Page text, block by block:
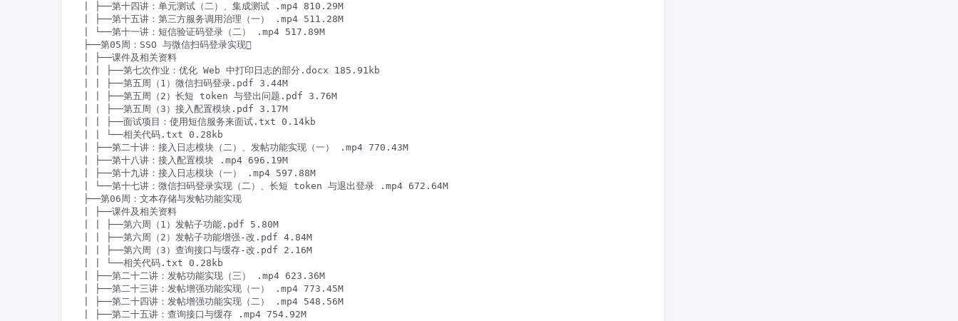
| ├──第十四讲：单元测试（二）、集成测试 .mp4 810.29M
| ├──第十五讲：第三方服务调用治理（一） .mp4 511.28M
| └──第十一讲：短信验证码登录（二） .mp4 517.89M
├──第05周：SSO 与微信扫码登录实现
| ├──课件及相关资料
| | ├──第七次作业：优化 Web 中打印日志的部分.docx 185.91kb
| | ├──第五周（1）微信扫码登录.pdf 3.44M
| | ├──第五周（2）长短 token 与登出问题.pdf 3.76M
| | ├──第五周（3）接入配置模块.pdf 3.17M
| | ├──面试项目：使用短信服务来面试.txt 0.14kb
| | └──相关代码.txt 0.28kb
| ├──第二十讲：接入日志模块（二）、发帖功能实现（一） .mp4 770.43M
| ├──第十八讲：接入配置模块 .mp4 696.19M
| ├──第十九讲：接入日志模块（一） .mp4 597.88M
| └──第十七讲：微信扫码登录实现（二）、长短 token 与退出登录 .mp4 672.64M
├──第06周：文本存储与发帖功能实现
| ├──课件及相关资料
| | ├──第六周（1）发帖子功能.pdf 5.80M
| | ├──第六周（2）发帖子功能增强-改.pdf 4.84M
| | ├──第六周（3）查询接口与缓存-改.pdf 2.16M
| | └──相关代码.txt 0.28kb
| ├──第二十二讲：发帖功能实现（三） .mp4 623.36M
| ├──第二十三讲：发帖增强功能实现（一） .mp4 773.45M
| ├──第二十四讲：发帖增强功能实现（二） .mp4 548.56M
| ├──第二十五讲：查询接口与缓存 .mp4 754.92M